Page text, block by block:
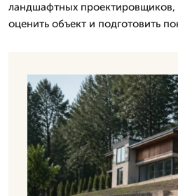
ландшафтных проектировщиков,
оценить объект и подготовить